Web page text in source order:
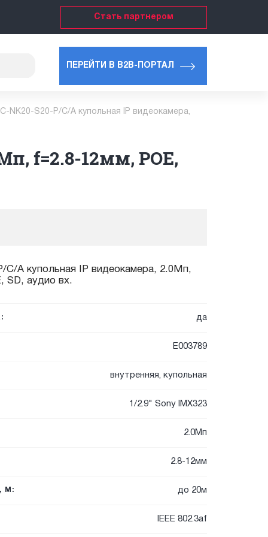
Стать партнером
ПЕРЕЙТИ В B2B-ПОРТАЛ
NK20-S20-P/C/A купольная IP видеокамера,
f=2.8-12мм, POE,
C/A купольная IP видеокамера, 2.0Мп,
SD, аудио вх.
да
E003789
внутренняя, купольная
1/2.9" Sony IMX323
2.0Мп
2.8-12мм
М: до 20м
IEEE 802.3af